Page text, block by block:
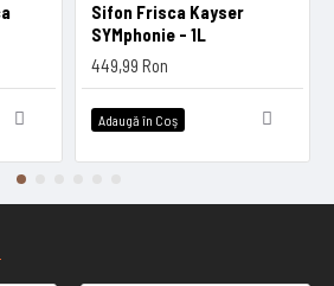
Sifon Frisca Kayser
SYMphonie - 1L
449,99 Ron
Adaugă în Coş